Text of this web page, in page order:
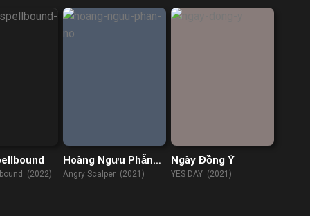
(2022)
Hoàng Ngưu Phẫn
Nộ
Angry Scalper (2021)
Ngày Đồng Ý
YES DAY (2021)